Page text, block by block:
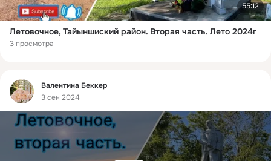
55:12
Летовочное, Тайыншиский район. Вторая часть. Лето 2024г
3 просмотра
Фид
Bалентина Беккер
3 сен 2024